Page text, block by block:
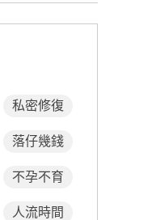
私密修復
落仔幾錢
不孕不育
人流時間